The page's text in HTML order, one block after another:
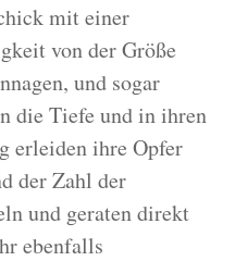
mit einer
von der Größe
und sogar
die Tiefe und in ihren
erleiden ihre Opfer
der Zahl der
und geraten direkt
ebenfalls